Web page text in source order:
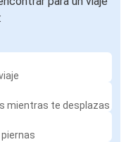
mientras te desplazas